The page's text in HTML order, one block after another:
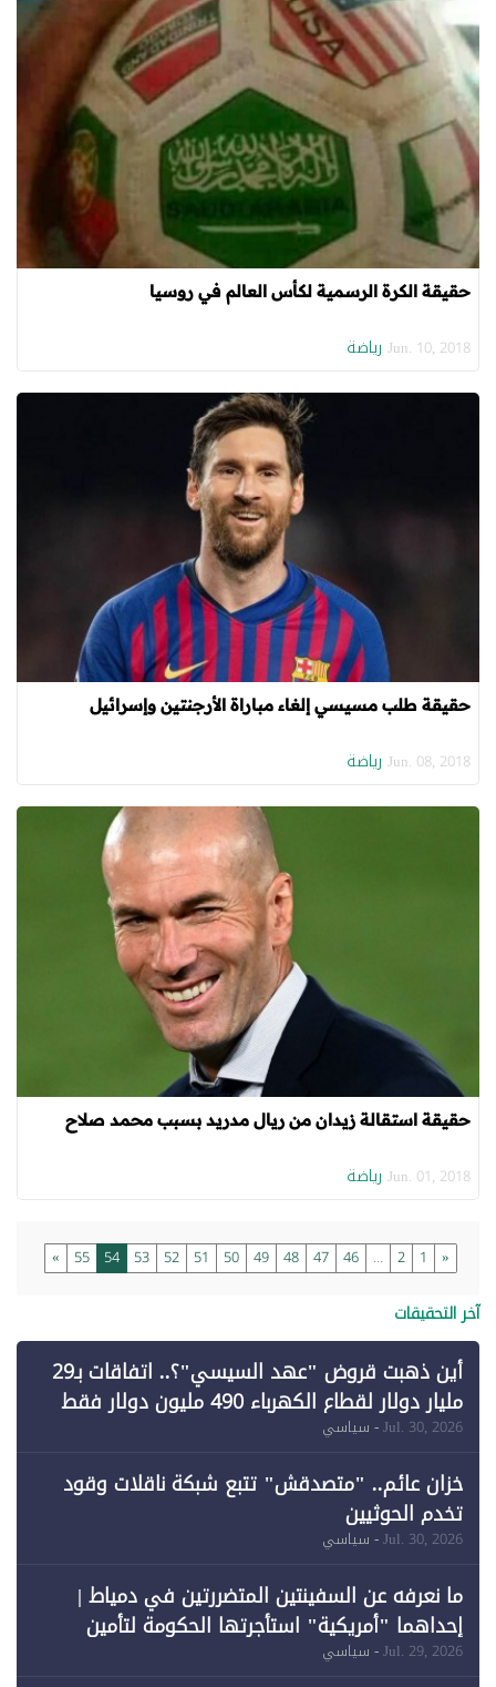
حقيقة الكرة الرسمية لكأس العالم في روسيا
Jun. 10, 2018 رياضة
حقيقة طلب مسيسي إلغاء مباراة الأرجنتين وإسرائيل
Jun. 08, 2018 رياضة
حقيقة استقالة زيدان من ريال مدريد بسبب محمد صلاح
Jun. 01, 2018 رياضة
«
1
2
...
46
47
48
49
50
51
52
53
54
55
»
آخر التحقيقات
أين ذهبت قروض "عهد السيسي"؟.. اتفاقات بـ29
مليار دولار لقطاع الكهرباء 490 مليون دولار فقط
لـ"الطاقة المتجددة" (1)
Jul. 30, 2026- سياسي
خزان عائم.. "متصدقش" تتبع شبكة ناقلات وقود
تخدم الحوثيين
Jul. 30, 2026- سياسي
ما نعرفه عن السفينتين المتضررتين في دمياط |
إحداهما "أمريكية" استأجرتها الحكومة لتأمين
احتياجات الطاقة
Jul. 29, 2026- سياسي